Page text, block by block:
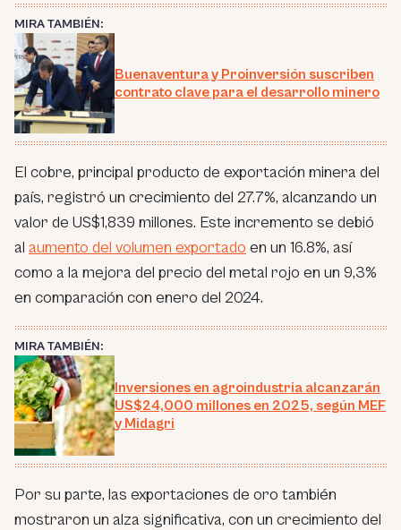
MIRA TAMBIÉN:
Buenaventura y Proinversión suscriben
contrato clave para el desarrollo minero
El cobre, principal producto de exportación minera del
país, registró un crecimiento del 27.7%, alcanzando un
valor de US$1,839 millones. Este incremento se debió
al aumento del volumen exportado en un 16.8%, así
como a la mejora del precio del metal rojo en un 9,3%
en comparación con enero del 2024.
MIRA TAMBIÉN:
Inversiones en agroindustria alcanzarán
US$24,000 millones en 2025, según MEF
y Midagri
Por su parte, las exportaciones de oro también
mostraron un alza significativa, con un crecimiento del